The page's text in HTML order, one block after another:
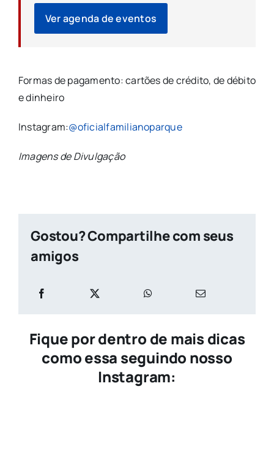
Ver agenda de eventos
Formas de pagamento: cartões de crédito, de débito
e dinheiro
Instagram:@oficialfamilianoparque
Imagens de Divulgação
Gostou? Compartilhe com seus
amigos
Fique por dentro de mais dicas
como essa seguindo nosso
Instagram: